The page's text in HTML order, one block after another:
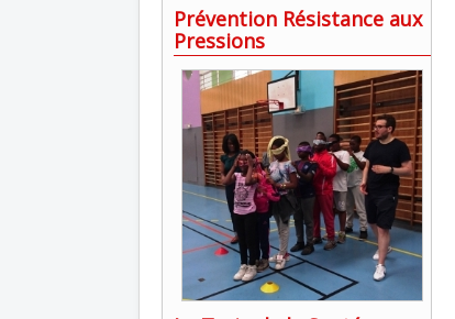
Prévention Résistance aux
Pressions